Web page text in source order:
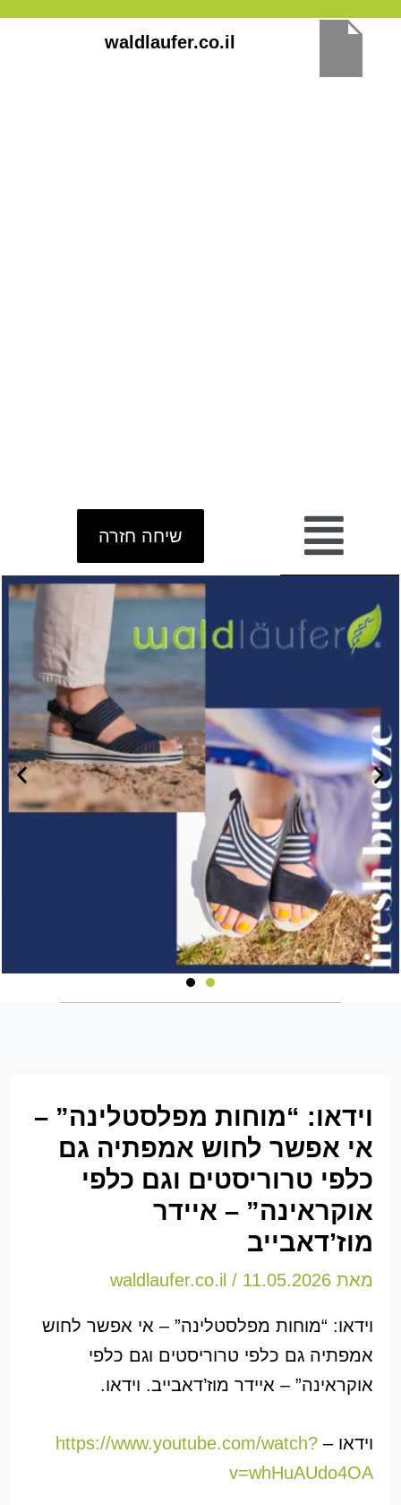
דילוג
waldlaufer.co.il
שיחה חזרה
וידאו: “מוחות מפלסטלינה” –
אי אפשר לחוש אמפתיה גם
כלפי טרוריסטים וגם כלפי
אוקראינה” – איידר
מוז’דאבייב
מאת waldlaufer.co.il/ 11.05.2026
וידאו: “מוחות מפלסטלינה” – אי אפשר לחוש
אמפתיה גם כלפי טרוריסטים וגם כלפי
אוקראינה” – איידר מוז’דאבייב. וידאו.
וידאו – https://www.youtube.com/watch?
v=whHuAUdo4OA